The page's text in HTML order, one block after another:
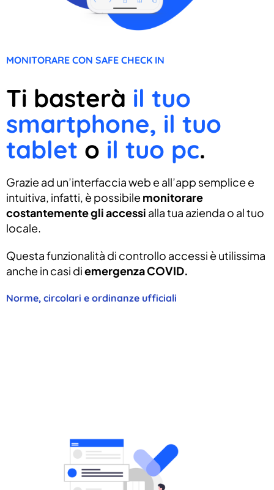
MONITORARE CON SAFE CHECK IN
Ti basterà il tuo
smartphone, il tuo
tablet o il tuo pc.
Grazie ad un’interfaccia web e all’app semplice e
intuitiva, infatti, è possibile monitorare
costantemente gli accessi alla tua azienda o al tuo
locale.
Questa funzionalità di controllo accessi è utilissima
anche in casi diemergenza COVID.
Norme, circolari e ordinanze ufficiali